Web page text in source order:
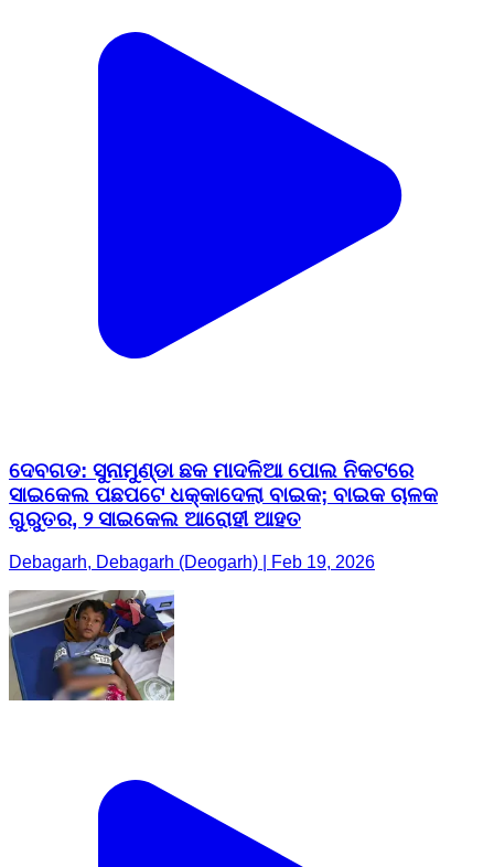
ଦେବଗଡ: ସୁନାମୁଣ୍ଡା ଛକ ମାଦଳିଆ ପୋଲ ନିକଟରେ
ସାଇକେଲ ପଛପଟେ ଧକ୍କାଦେଲା ବାଇକ; ବାଇକ ଚାଳକ
ଗୁରୁତର, ୨ ସାଇକେଲ ଆରୋହୀ ଆହତ
Debagarh, Debagarh (Deogarh) | Feb 19, 2026